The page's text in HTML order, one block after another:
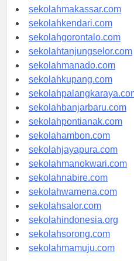
sekolahpalu.com
sekolahmakassar.com
sekolahkendari.com
sekolahgorontalo.com
sekolahtanjungselor.com
sekolahmanado.com
sekolahkupang.com
sekolahpalangkaraya.com
sekolahbanjarbaru.com
sekolahpontianak.com
sekolahambon.com
sekolahjayapura.com
sekolahmanokwari.com
sekolahnabire.com
sekolahwamena.com
sekolahsalor.com
sekolahindonesia.org
sekolahsorong.com